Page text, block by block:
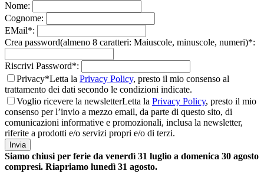
Nome:
Cognome:
EMail*:
Crea password(almeno 8 caratteri: Maiuscole, minuscole, numeri)*:
Riscrivi Password*:
Privacy*Letta la Privacy Policy, presto il mio consenso al
trattamento dei dati secondo le condizioni indicate.
Voglio ricevere la newsletterLetta la Privacy Policy, presto il mio
consenso per l’invio a mezzo email, da parte di questo sito, di
comunicazioni informative e promozionali, inclusa la newsletter,
riferite a prodotti e/o servizi propri e/o di terzi.
Invia
Siamo chiusi per ferie da venerdì 31 luglio a domenica 30 agosto
compresi. Riapriamo lunedì 31 agosto.